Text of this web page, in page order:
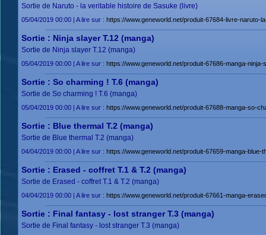
Sortie de Naruto - la veritable histoire de Sasuke (livre)
05/04/2019 00:00 | A lire sur : https://www.geneworld.net/produit-67684-livre-naruto-
Sortie : Ninja slayer T.12 (manga)
Sortie de Ninja slayer T.12 (manga)
05/04/2019 00:00 | A lire sur : https://www.geneworld.net/produit-67686-manga-ninja-
Sortie : So charming ! T.6 (manga)
Sortie de So charming ! T.6 (manga)
05/04/2019 00:00 | A lire sur : https://www.geneworld.net/produit-67688-manga-so-
Sortie : Blue thermal T.2 (manga)
Sortie de Blue thermal T.2 (manga)
04/04/2019 00:00 | A lire sur : https://www.geneworld.net/produit-67659-manga-blue-
Sortie : Erased - coffret T.1 & T.2 (manga)
Sortie de Erased - coffret T.1 & T.2 (manga)
04/04/2019 00:00 | A lire sur : https://www.geneworld.net/produit-67661-manga-
Sortie : Final fantasy - lost stranger T.3 (manga)
Sortie de Final fantasy - lost stranger T.3 (manga)